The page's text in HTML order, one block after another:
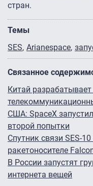
стран.
Темы
SES Arianespace
Связанное
Китай
США: SpaceX
второй попытки
Спутник связи SES-
ракетоносителе
В России запустят
интернета вещей